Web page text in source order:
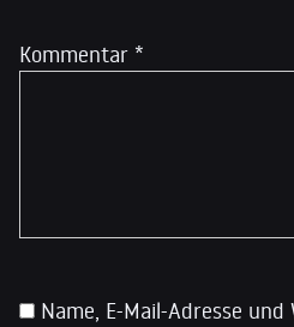
Kommentar *
Name, E-Mail-Adresse